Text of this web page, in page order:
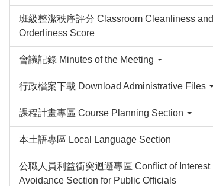
班級整潔秩序評分 Classroom Cleanliness and
Orderliness Score
會議記錄 Minutes of the Meeting
行政檔案下載 Download Administrative Files
課程計畫專區 Course Planning Section
本土語專區 Local Language Section
公職人員利益衝突迴避專區 Conflict of Interest
Avoidance Section for Public Officials